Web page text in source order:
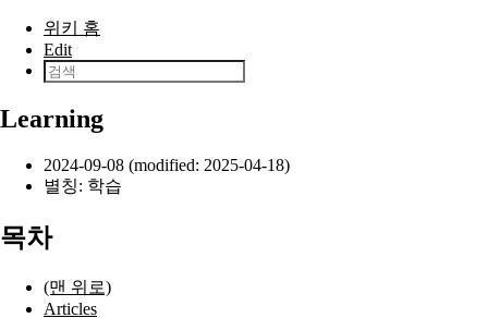
본문으로 건너뛰기
위키 홈
Edit
Learning
2024-09-08 (modified: 2025-04-18)
별칭: 학습
목차
(맨 위로)
Articles